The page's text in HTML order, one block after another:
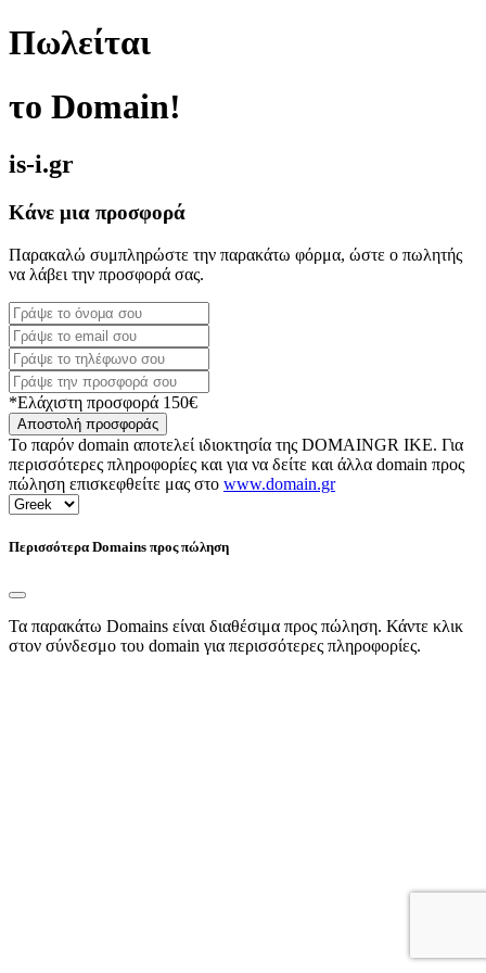
Πωλείται
το Domain!
is-i.gr
Κάνε μια προσφορά
Παρακαλώ συμπληρώστε την παρακάτω φόρμα, ώστε ο πωλητής
να λάβει την προσφορά σας.
*Ελάχιστη προσφορά 150€
Αποστολή προσφοράς
Το παρόν domain αποτελεί ιδιοκτησία της DOMAINGR ΙΚΕ. Για
περισσότερες πληροφορίες και για να δείτε και άλλα domain προς
πώληση επισκεφθείτε μας στο www.domain.gr
Περισσότερα Domains προς πώληση
Τα παρακάτω Domains είναι διαθέσιμα προς πώληση. Κάντε κλικ
στον σύνδεσμο του domain για περισσότερες πληροφορίες.